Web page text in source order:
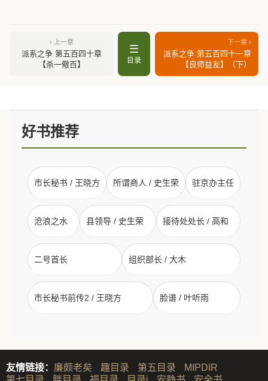
‹ 上一章
派系之争 第五百四十章
【杀一儆百】
☰
目录
下一章 ›
派系之争 第五百四十一章
【良师益友】（下）
好书推荐
市长秘书 / 王晓方 所谓商人 / 史生荣 驻京办主任
沧浪之水 县领导 / 史生荣 接待处处长 / 高和
二号首长 组织部长 / 大木
市长秘书前传2 / 王晓方 脸谱 / 叶听雨
友情链接： 廉颇老矣 趣目录 第五目录
MIPDIR